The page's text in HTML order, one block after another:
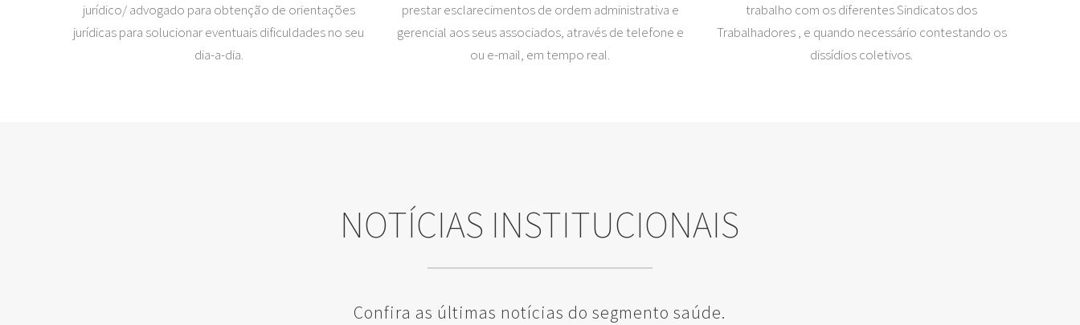
jurídico/ advogado para obtenção de orientações
jurídicas para solucionar eventuais dificuldades no seu
dia-a-dia.
prestar esclarecimentos de ordem administrativa e
gerencial aos seus associados, através de telefone e
ou e-mail, em tempo real.
trabalho com os diferentes Sindicatos dos
Trabalhadores , e quando necessário contestando os
dissídios coletivos.
NOTÍCIAS INSTITUCIONAIS
Confira as últimas notícias do segmento saúde.